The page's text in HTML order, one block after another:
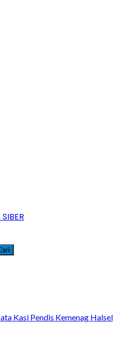
Kasi Pendis Kemenag Halsel